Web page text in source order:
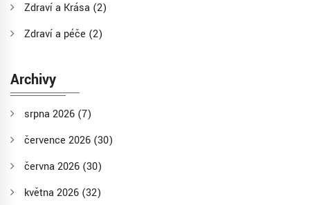
Zdraví a Krása (2)
Zdraví a péče (2)
Archivy
srpna 2026 (7)
července 2026 (30)
června 2026 (30)
května 2026 (32)